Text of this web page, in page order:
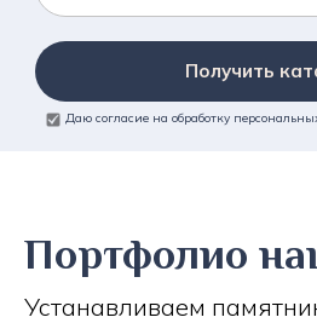
Получить
Даю согласие на обработку
Портфолио
Устанавливаем